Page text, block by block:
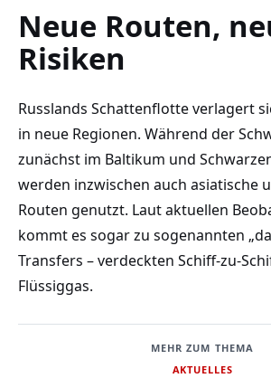
Neue Routen,
Risiken
Russlands Schattenflotte verlagert
in neue Regionen. Während der
zunächst im Baltikum und
werden inzwischen auch asiatische
Routen genutzt. Laut aktuellen
kommt es sogar zu sogenannten
Transfers – verdeckten Schiff-zu-
Flüssiggas.
MEHR ZUM THEMA
AKTUELLES